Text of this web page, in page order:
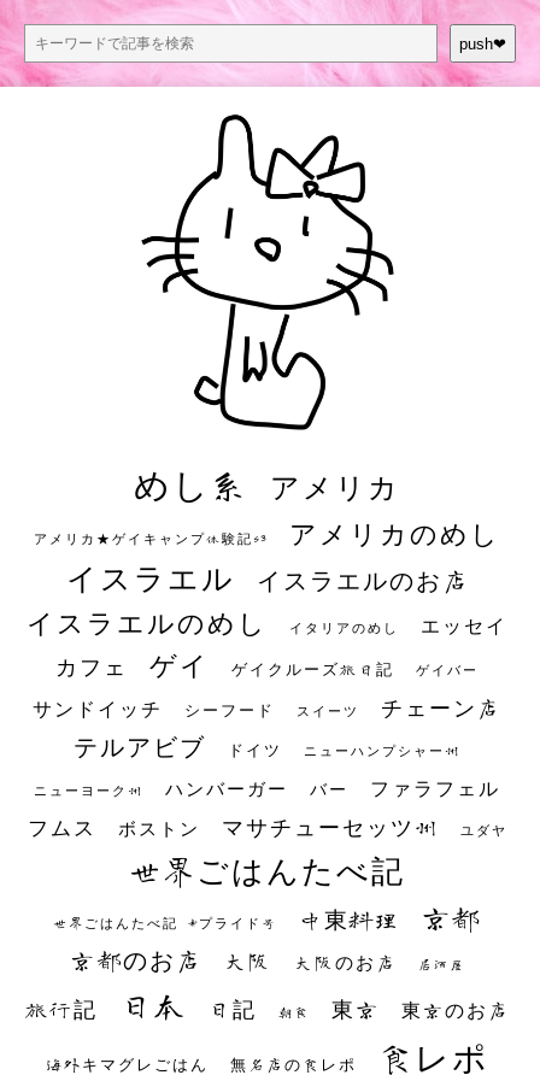
push❤︎
めし系 アメリカ
アメリカ★ゲイキャンプ体験記S3 アメリカのめし
イスラエル イスラエルのお店
イスラエルのめし イタリアのめし エッセイ
カフェ ゲイ ゲイクルーズ旅日記 ゲイバー
サンドイッチ シーフード スイーツ チェーン店
テルアビブ ドイツ ニューハンプシャー州
ニューヨーク州 ハンバーガー バー ファラフェル
フムス ボストン マサチューセッツ州 ユダヤ
世界ごはんたべ記
世界ごはんたべ記 #プライド号 中東料理 京都
京都のお店 大阪 大阪のお店 居酒屋
旅行記 日本 日記 朝食 東京 東京のお店
海外キマグレごはん 無名店の食レポ 食レポ